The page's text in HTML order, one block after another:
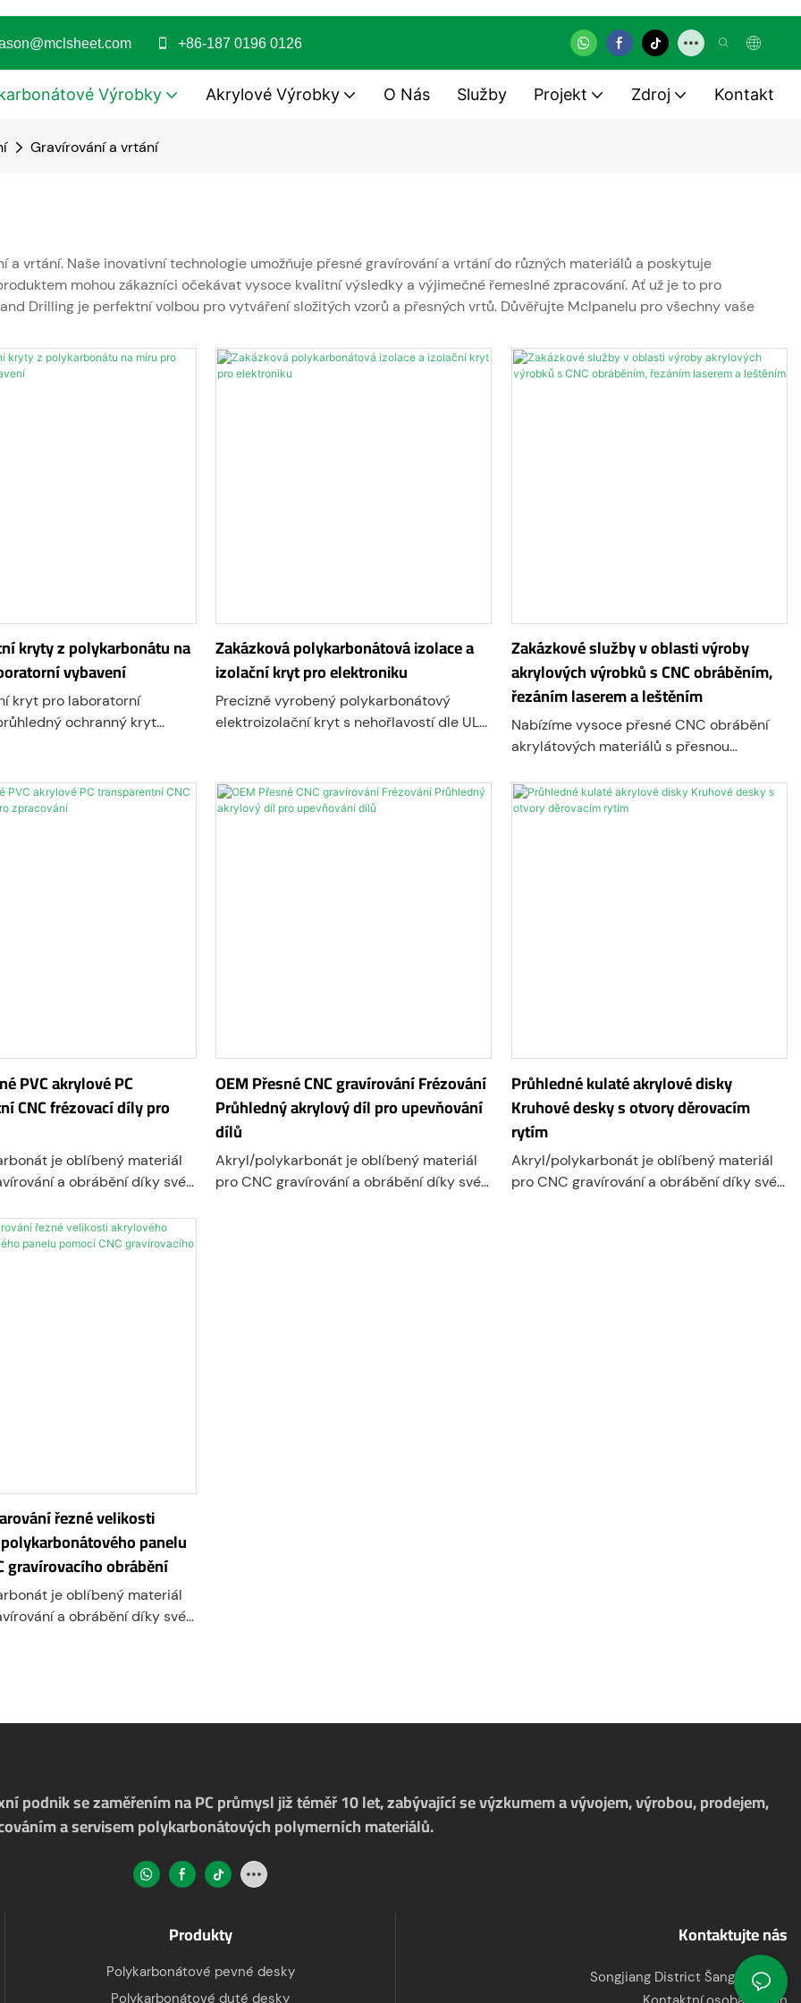
+86-187 0196 0126
Výrobky Akrylové Výrobky O Nás Služby Projekt Zdroj Kontakt
Gravírování a vrtání
vrtání. Naše inovativní technologie umožňuje přesné gravírování a vrtání do různých materiálů a poskytuje
mohou zákazníci očekávat vysoce kvalitní výsledky a výjimečné řemeslné zpracování. Ať už je to pro
Drilling je perfektní volbou pro vytváření složitých vzorů a přesných vrtů. Důvěřujte Mclpanelu pro všechny vaše
kryty z polykarbonátu na
vybavení
kryt pro laboratorní
ochranný kryt
vnější kontaminací a
plné viditelnosti
Zakázková polykarbonátová izolace a
izolační kryt pro elektroniku
Precizně vyrobený polykarbonátový
elektroizolační kryt s nehořlavostí dle UL
bateriové moduly, desky plošných spojů a
výkonovou elektroniku.
Zakázkové služby v oblasti výroby
akrylových výrobků s CNC obráběním,
řezáním laserem a leštěním
Nabízíme vysoce přesné CNC obrábění
akrylátových materiálů s přesnou
PVC akrylové PC
CNC frézovací díly pro
je oblíbený materiál
a obrábění díky své
stabilitě.
lze gravírovat různými
je rastrové gravírování,
OEM Přesné CNC gravírování Frézování
Průhledný akrylový díl pro upevňování
dílů
Akryl/polykarbonát je oblíbený materiál
pro CNC gravírování a obrábění díky své
Průhledné kulaté akrylové disky
Kruhové desky s otvory děrovacím
rytím
Akryl/polykarbonát je oblíbený materiál
pro CNC gravírování a obrábění díky své
řezné velikosti
panelu
gravírovacího obrábění
je oblíbený materiál
a obrábění díky své
nebo částečné
podnik se zaměřením na PC průmysl již téměř 10 let, zabývající se výzkumem a vývojem, výrobou, prodejem,
a servisem polykarbonátových polymerních materiálů.
Produkty
Polykarbonátové pevné desky
Polykarbonátové duté desky
Kontaktujte nás
Songjiang District Šanghaj, Čína